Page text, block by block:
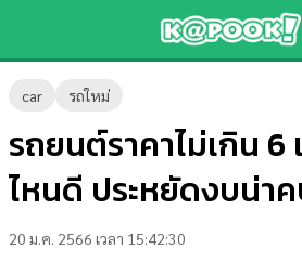
car รถใหม่
รถยนต์ราคาไม่เกิน 6
ไหนดี ประหยัดงบน่า
20 ม.ค. 2566 เวลา 15:42:30
ข่าว-
ความ
รู้